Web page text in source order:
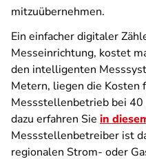
mitzuübernehmen.
Ein einfacher digitaler
Messeinrichtung, kostet
den intelligenten
Metern, liegen die Kosten
Messstellenbetrieb bei 40
dazu erfahren Sie in
Messstellenbetreiber ist
regionalen Strom- oder